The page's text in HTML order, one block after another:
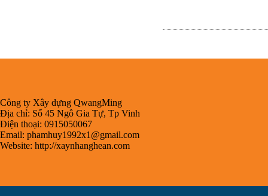
Công ty Xây dựng QwangMing
Địa chỉ: Số 45 Ngô Gia Tự, Tp Vinh
Điện thoại: 0915050067
Email: phamhuy1992x1@gmail.com
Website: http://xaynhanghean.com